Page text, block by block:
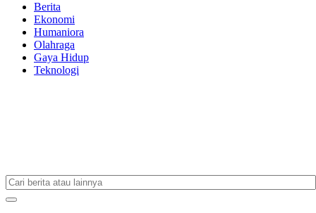
Berita
Ekonomi
Humaniora
Olahraga
Gaya Hidup
Teknologi